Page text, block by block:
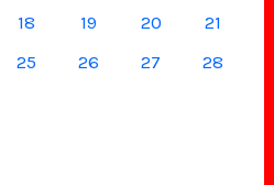
18 19 20
21
25 26 27
28